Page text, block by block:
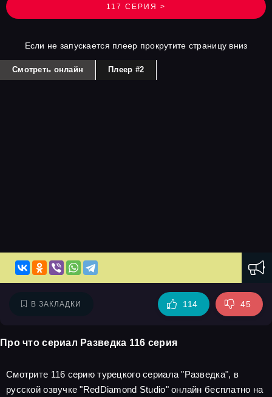
117 СЕРИЯ >
Если не запускается плеер прокрутите страницу вниз
Смотреть онлайн Плеер #2
В ЗАКЛАДКИ 114 45
Про что сериал Разведка 116 серия
Смотрите 116 серию турецкого сериала "Разведка", в
русской озвучке "RedDiamond Studio" онлайн бесплатно на